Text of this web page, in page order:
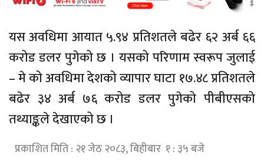
यस अवधिमा आयात ५.९४ प्रतिशतले बढेर ६२ अर्ब ६६
करोड डलर पुगेको छ । यसको परिणाम स्वरूप जुलाई
– मे को अवधिमा देशको व्यापार घाटा १७.४८ प्रतिशतले
बढेर ३४ अर्ब ७६ करोड डलर पुगेको पीबीएसको
तथ्याङ्कले देखाएको छ ।
प्रकाशित मिति : २१ जेठ २०८३, बिहीबार १ : ३५ बजे